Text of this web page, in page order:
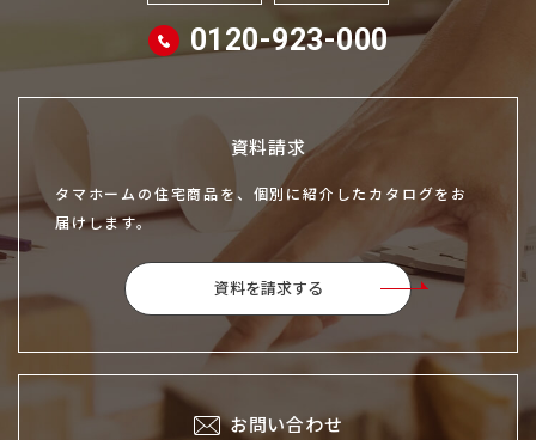
0120-923-000
資料請求
タマホームの住宅商品を、個別に紹介したカタログをお
届けします。
資料を請求する
お問い合わせ